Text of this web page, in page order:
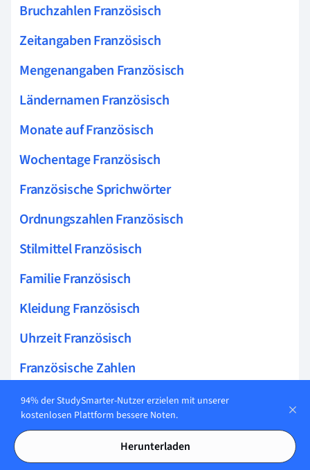
Bruchzahlen Französisch
Zeitangaben Französisch
Mengenangaben Französisch
Ländernamen Französisch
Monate auf Französisch
Wochentage Französisch
Französische Sprichwörter
Ordnungszahlen Französisch
Stilmittel Französisch
Familie Französisch
Kleidung Französisch
Uhrzeit Französisch
Französische Zahlen
Französische Redewendungen
Datum Französisch
94% der StudySmarter-Nutzer erzielen mit unserer
kostenlosen Plattform bessere Noten.
Herunterladen